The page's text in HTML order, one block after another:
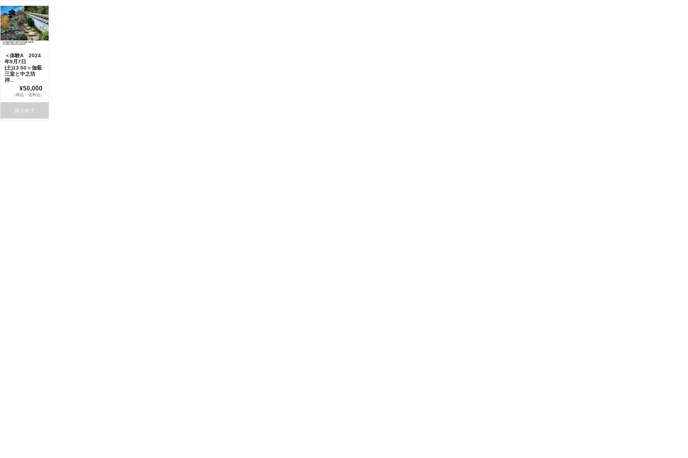
＜体験A 2024
年9月7日
(土)13:00＞伽藍
三堂と中之坊
拝...
¥50,000
（税込・送料込）
購入終了